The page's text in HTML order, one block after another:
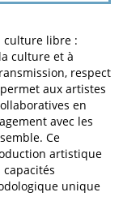
culture libre :
culture et à
respect
aux artistes
en
avec les
Ce
artistique
unique